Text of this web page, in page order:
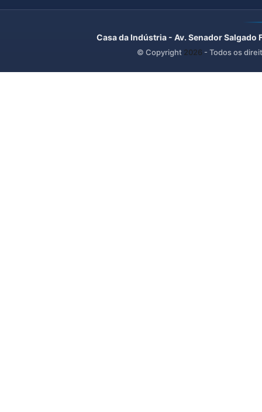
Casa da Indústria - Av. Senador
© Copyright 2026 - Todos os